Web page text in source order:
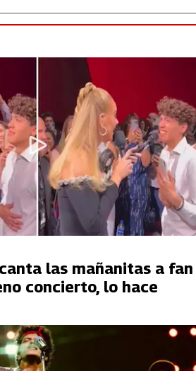
las mañanitas a fan
concierto, lo hace